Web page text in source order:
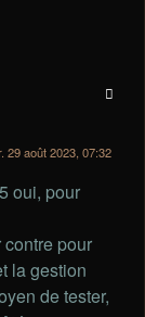
29 août 2023, 07:32
oui, pour
pour
la gestion
de tester,